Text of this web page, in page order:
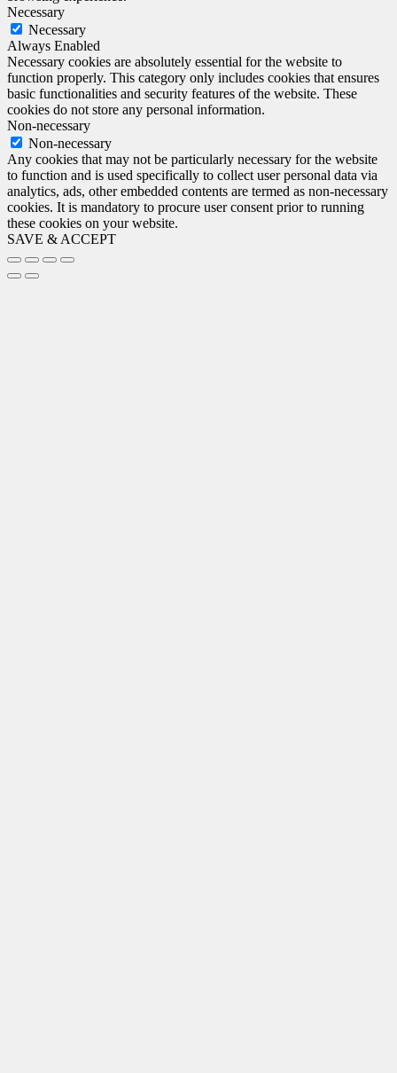
Necessary
Necessary
Always Enabled
Necessary cookies are absolutely essential for the website to
function properly. This category only includes cookies that ensures
basic functionalities and security features of the website. These
cookies do not store any personal information.
Non-necessary
Non-necessary
Any cookies that may not be particularly necessary for the website
to function and is used specifically to collect user personal data via
analytics, ads, other embedded contents are termed as non-necessary
cookies. It is mandatory to procure user consent prior to running
these cookies on your website.
SAVE & ACCEPT